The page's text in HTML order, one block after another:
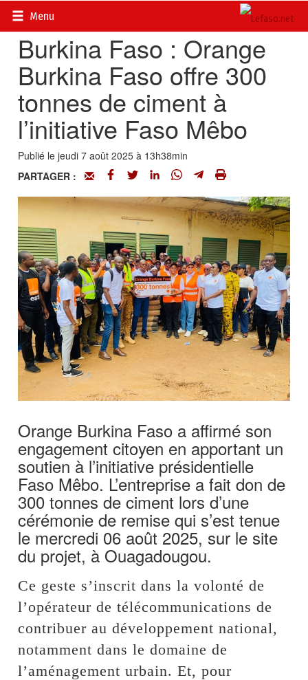
Menu
Accueil>
Burkina Faso : Orange
Burkina Faso offre 300
tonnes de ciment à
l’initiative Faso Mêbo
Publié le jeudi 7 août 2025 à 13h38min
PARTAGER :
Orange Burkina Faso a affirmé son
engagement citoyen en apportant un
soutien à l’initiative présidentielle
Faso Mêbo. L’entreprise a fait don de
300 tonnes de ciment lors d’une
cérémonie de remise qui s’est tenue
le mercredi 06 août 2025, sur le site
du projet, à Ouagadougou.
Ce geste s’inscrit dans la volonté de
l’opérateur de télécommunications de
contribuer au développement national,
notamment dans le domaine de
l’aménagement urbain. Et, pour